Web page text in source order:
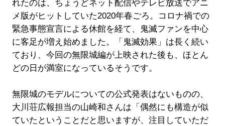
れたのは、ちょうどネット配信やテレビ放送でアニ
メ版がヒットしていた2020年春ごろ。コロナ禍での
緊急事態宣言による休館を経て、鬼滅ファンを中心
に客足が増え始めました。「鬼滅効果」は長く続い
ており、今回の無限城編が上映された後も、ほとん
どの日が満室になっているそうです。
無限城のモデルについての公式発表はないものの、
大川荘広報担当の山崎和さんは「偶然にも構造が似
ていたということだと思いますが、注目していただ